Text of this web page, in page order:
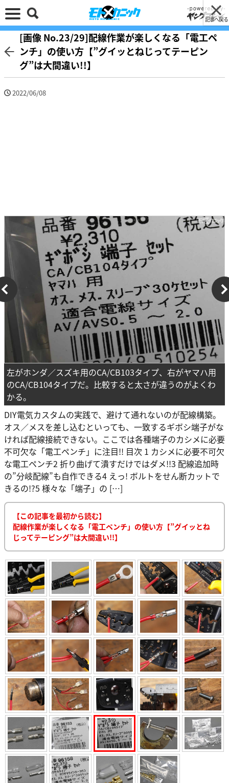
記事へ戻る
[画像 No.23/29]配線作業が楽しくなる「電工ペ
ンチ」の使い方【”グイッとねじってテーピン
グ”は大間違い!!】
2022/06/08
左がホンダ／スズキ用のCA/CB103タイプ、右がヤマハ用
のCA/CB104タイプだ。比較すると太さが違うのがよくわ
かる。
DIY電気カスタムの実践で、避けて通れないのが配線構築。
オス／メスを差し込むといっても、一致するギボシ端子がな
ければ配線接続できない。ここでは各種端子のカシメに必要
不可欠な「電工ペンチ」に注目!! 目次 1 カシメに必要不可欠
な電工ペンチ2 折り曲げて潰すだけではダメ!!3 配線追加時
の”分岐配線”も自作できる4 えっ! ボルトをせん断カットで
きるの!?5 様々な「端子」の […]
【この記事を最初から読む】
配線作業が楽しくなる「電工ペンチ」の使い方【”グイッとね
じってテーピング”は大間違い!!】